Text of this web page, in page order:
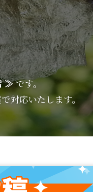
≫です。
対応いたします。